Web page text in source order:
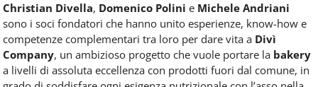
Christian Divella, Domenico Polini e Michele Andriani
sono i soci fondatori che hanno unito esperienze, know-how e
competenze complementari tra loro per dare vita a Divì
Company, un ambizioso progetto che vuole portare la bakery
a livelli di assoluta eccellenza con prodotti fuori dal comune, in